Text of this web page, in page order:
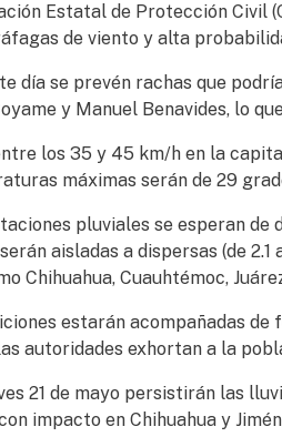
Estatal de Protección Civil
de viento y alta
día se prevén rachas que
y Manuel Benavides, lo
los 35 y 45 km/h en la
máximas serán de 29
pluviales se esperan de
serán aisladas a dispersas (de
Chihuahua, Cuauhtémoc,
estarán acompañadas
autoridades exhortan a la
21 de mayo persistirán las
impacto en Chihuahua y